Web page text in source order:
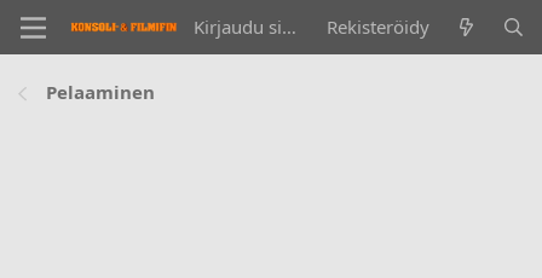
Kirjaudu sisään Rekisteröidy
Pelaaminen